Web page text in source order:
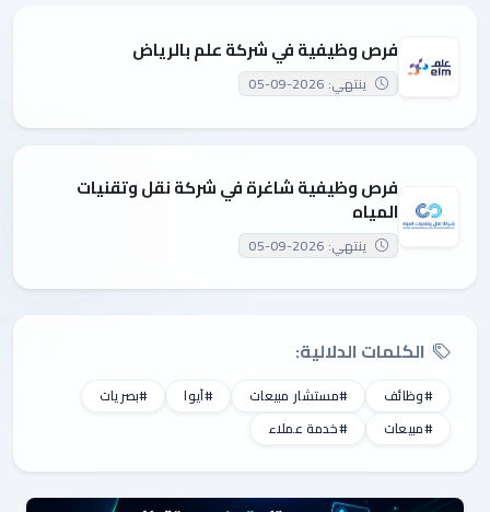
فرص وظيفية في شركة علم بالرياض
ينتهي: 2026-09-05
فرص وظيفية شاغرة في شركة نقل وتقنيات
المياه
ينتهي: 2026-09-05
الكلمات الدلالية:
#وظائف #مستشار مبيعات #آيوا
#بصريات
#مبيعات
#خدمة عملاء